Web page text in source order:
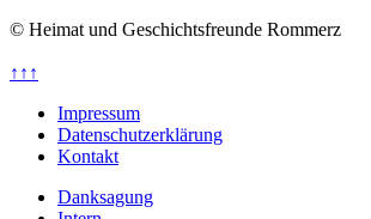
© Heimat und Geschichtsfreunde Rommerz
↑↑↑
Impressum
Datenschutzerklärung
Kontakt
Danksagung